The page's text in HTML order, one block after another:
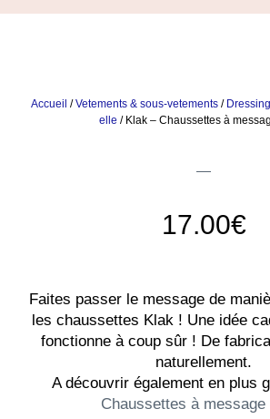
Accueil /Vetements & sous-vetements /
elle / Klak – Chaussettes à
17.00€
Faites passer le message de
les chaussettes Klak ! Une idée
fonctionne à coup sûr ! De
naturellement.
A découvrir également en plus
Chaussettes à message